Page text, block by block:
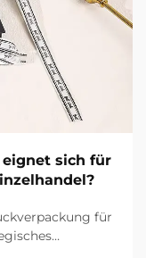
sich für
für